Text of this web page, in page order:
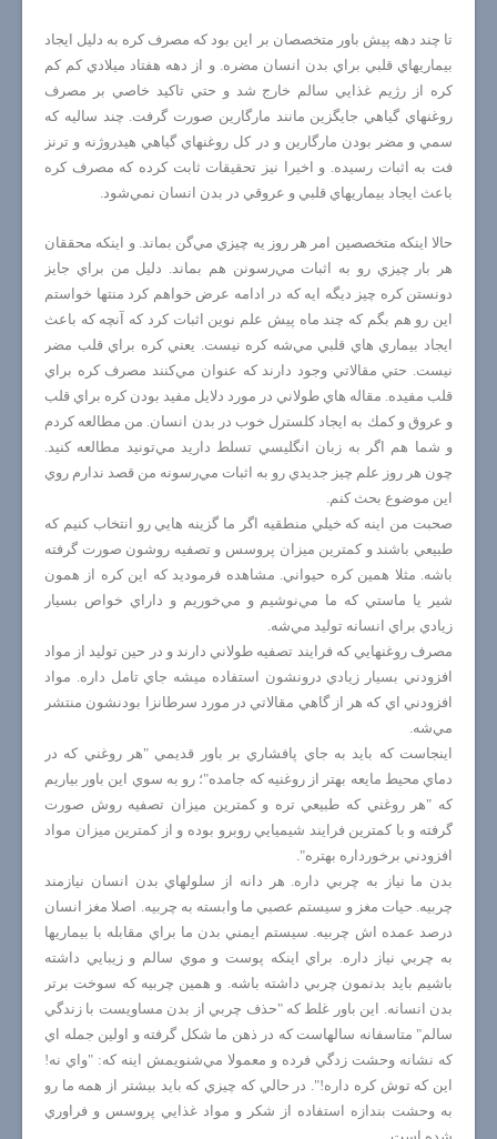
تا چند دهه پيش باور متخصصان بر اين بود كه مصرف كره به دليل ايجاد
بيماريهاي قلبي براي بدن انسان مضره. و از دهه هفتاد ميلادي كم كم
كره از رژيم غذايي سالم خارج شد و حتي تاكيد خاصي بر مصرف
روغنهاي گياهي جايگزين مانند مارگارين صورت گرفت. چند ساليه كه
سمي و مضر بودن مارگارين و در كل روغنهاي گياهي هيدروژنه و ترنز
فت به اثبات رسيده. و اخيرا نيز تحقيقات ثابت كرده كه مصرف كره
باعث ايجاد بيماريهاي قلبي و عروقي در بدن انسان نمي‌شود.
حالا اينكه متخصصين امر هر روز يه چيزي مي‌گن بماند. و اينكه محققان
هر بار چيزي رو به اثبات مي‌رسونن هم بماند. دليل من براي جايز
دونستن كره چيز ديگه ايه كه در ادامه عرض خواهم كرد منتها خواستم
اين رو هم بگم كه چند ماه پيش علم نوين اثبات كرد كه آنچه كه باعث
ايجاد بيماري هاي قلبي مي‌شه كره نيست. يعني كره براي قلب مضر
نيست. حتي مقالاتي وجود دارند كه عنوان مي‌كنند مصرف كره براي
قلب مفيده. مقاله هاي طولاني در مورد دلايل مفيد بودن كره براي قلب
و عروق و كمك به ايجاد كلسترل خوب در بدن انسان. من مطالعه كردم
و شما هم اگر به زبان انگليسي تسلط داريد مي‌تونيد مطالعه كنيد.
چون هر روز علم چيز جديدي رو به اثبات مي‌رسونه من قصد ندارم روي
اين موضوع بحث كنم.
صحبت من اينه كه خيلي منطقيه اگر ما گزينه هايي رو انتخاب كنيم كه
طبيعي باشند و كمترين ميزان پروسس و تصفيه روشون صورت گرفته
باشه. مثلا همين كره حيواني. مشاهده فرموديد كه اين كره از همون
شير يا ماستي كه ما مي‌نوشيم و مي‌خوريم و داراي خواص بسيار
زيادي براي انسانه توليد مي‌شه.
مصرف روغنهايي كه فرايند تصفيه طولاني دارند و در حين توليد از مواد
افزودني بسيار زيادي درونشون استفاده ميشه جاي تامل داره. مواد
افزودني اي كه هر از گاهي مقالاتي در مورد سرطانزا بودنشون منتشر
مي‌شه.
اينجاست كه بايد به جاي پافشاري بر باور قديمي "هر روغني كه در
دماي محيط مايعه بهتر از روغنيه كه جامده"؛ رو به سوي اين باور بياريم
كه "هر روغني كه طبيعي تره و كمترين ميزان تصفيه روش صورت
گرفته و با كمترين فرايند شيميايي روبرو بوده و از كمترين ميزان مواد
افزودني برخورداره بهتره".
بدن ما نياز به چربي داره. هر دانه از سلولهاي بدن انسان نيازمند
چربيه. حيات مغز و سيستم عصبي ما وابسته به چربيه. اصلا مغز انسان
درصد عمده اش چربيه. سيستم ايمني بدن ما براي مقابله با بيماريها
به چربي نياز داره. براي اينكه پوست و موي سالم و زيبايي داشته
باشيم بايد بدنمون چربي داشته باشه. و همين چربيه كه سوخت برتر
بدن انسانه. اين باور غلط كه "حذف چربي از بدن مساويست با زندگي
سالم" متاسفانه سالهاست كه در ذهن ما شكل گرفته و اولين جمله اي
كه نشانه وحشت زدگي فرده و معمولا مي‌شنويمش اينه كه: "واي نه!
اين كه توش كره داره!". در حالي كه چيزي كه بايد بيشتر از همه ما رو
به وحشت بندازه استفاده از شكر و مواد غذايي پروسس و فراوري